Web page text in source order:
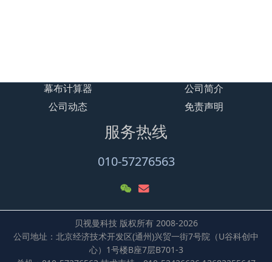
幕布计算器
公司简介
公司动态
免责声明
服务热线
010-57276563
贝视曼科技 版权所有 2008-2026
公司地址：北京经济技术开发区(通州)兴贸一街7号院（U谷科创中
心）1号楼B座7层B701-3